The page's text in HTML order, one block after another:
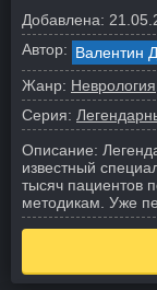
Добавлена:
Автор: Валентин
Жанр: Неврология
Серия:
Описание:
известный
тысяч пациентов
методикам. Уже